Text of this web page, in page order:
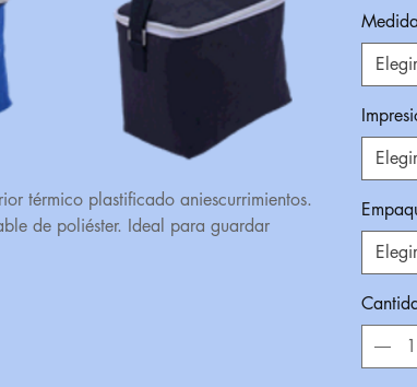
térmico plastificado aniescurrimientos.
de poliéster. Ideal para guardar
Elegir
Elegir
Elegir